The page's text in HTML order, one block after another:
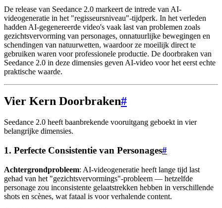
De release van Seedance 2.0 markeert de intrede van AI-
videogeneratie in het "regisseursniveau"-tijdperk. In het verleden
hadden AI-gegenereerde video's vaak last van problemen zoals
gezichtsvervorming van personages, onnatuurlijke bewegingen en
schendingen van natuurwetten, waardoor ze moeilijk direct te
gebruiken waren voor professionele productie. De doorbraken van
Seedance 2.0 in deze dimensies geven AI-video voor het eerst echte
praktische waarde.
Vier Kern Doorbraken#
Seedance 2.0 heeft baanbrekende vooruitgang geboekt in vier
belangrijke dimensies.
1. Perfecte Consistentie van Personages#
Achtergrondprobleem: AI-videogeneratie heeft lange tijd last
gehad van het "gezichtsvervormings"-probleem — hetzelfde
personage zou inconsistente gelaatstrekken hebben in verschillende
shots en scènes, wat fataal is voor verhalende content.